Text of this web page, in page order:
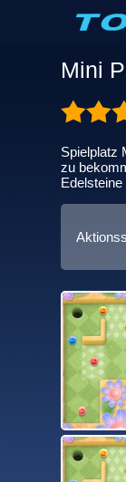
Mini
Spielplatz
zu